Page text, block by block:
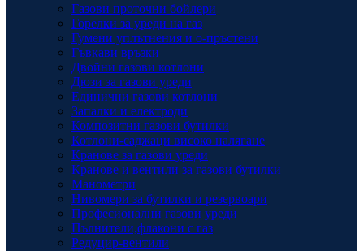
Газови проточни бойлери
Горелки за уреди на газ
Гумени уплътнения и о-пръстени
Гъвкави връзки
Двойни газови котлони
Дюзи за газови уреди
Единични газови котлони
Запалки и електроди
Композитни газови бутилки
Котлони-саджаци високо налягане
Кранове за газови уреди
Кранове и вентили за газови бутилки
Манометри
Нивомери за бутилки и резервоари
Професионални газови уреди
Пълнители,флакони с газ
Редуцир-вентили